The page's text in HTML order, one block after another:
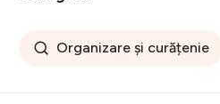
Organizare și curățenie